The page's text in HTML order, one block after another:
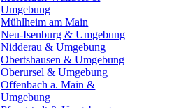
Umgebung
Mühlheim am Main
Neu-Isenburg & Umgebung
Nidderau & Umgebung
Obertshausen & Umgebung
Oberursel & Umgebung
Offenbach a. Main &
Umgebung